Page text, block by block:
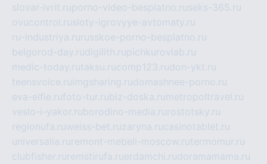
slovar-ivrit.ruporno-video-besplatno.ruseks-365.ru
ovucontrol.rusloty-igrovyye-avtomaty.ru
ru-industriya.ru russkoe-porno-besplatno.ru
belgorod-day.rudigilith.rupichkurovlab.ru
medic-today.rutaksu.rucomp123.rudon-ykt.ru
teensvoice.ru imgsharing.rudomashnee-porno.ru
eva-elfie.rufoto-tur.rubiz-doska.ru metropoltravel.ru
veslo-i-yakor.ruborodino-media.ru rostotsky.ru
regionufa.ruweiss-bet.ruzaryna.rucasinotablet.ru
universalia.ru remont-mebeli-moscow.rutermomur.ru
clubfisher.ru remstirufa.ruerdamchi.rudoramamama.ru